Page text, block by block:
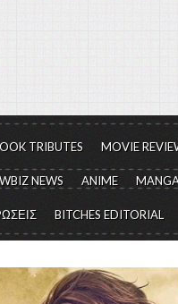
TRIBUTES MOVIE
NEWS ANIME
BITCHES EDITORIAL